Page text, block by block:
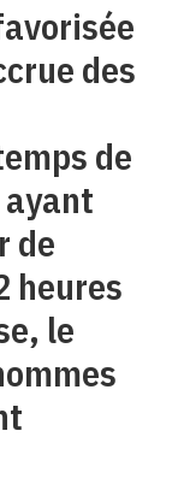
des
de
de
heures
le